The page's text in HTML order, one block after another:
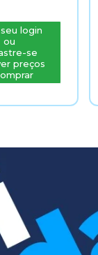
login
ou
se
preços